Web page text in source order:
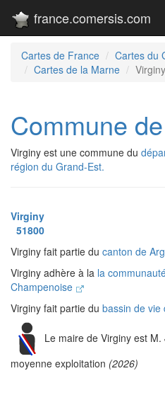
france.comersis.com
Cartes de France
Cartes du
Cartes de la Marne
Virginy
Commune
Virginy est une commune du
région du Grand-Est.
Virginy
51800
Virginy fait partie du canton de
Virginy adhère à la la
Champenoise
Virginy fait partie du bassin de vie
Le maire de Virginy est M.
moyenne exploitation (2026)